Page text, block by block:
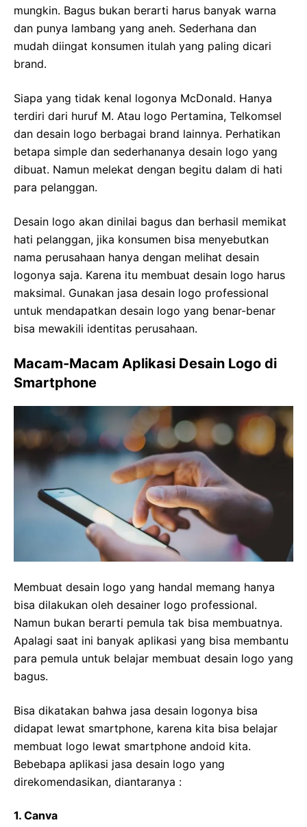
mungkin. Bagus bukan berarti harus banyak warna
dan punya lambang yang aneh. Sederhana dan
mudah diingat konsumen itulah yang paling dicari
brand.
Siapa yang tidak kenal logonya McDonald. Hanya
terdiri dari huruf M. Atau logo Pertamina, Telkomsel
dan desain logo berbagai brand lainnya. Perhatikan
betapa simple dan sederhananya desain logo yang
dibuat. Namun melekat dengan begitu dalam di hati
para pelanggan.
Desain logo akan dinilai bagus dan berhasil memikat
hati pelanggan, jika konsumen bisa menyebutkan
nama perusahaan hanya dengan melihat desain
logonya saja. Karena itu membuat desain logo harus
maksimal. Gunakan jasa desain logo professional
untuk mendapatkan desain logo yang benar-benar
bisa mewakili identitas perusahaan.
Macam-Macam Aplikasi Desain Logo di
Smartphone
Membuat desain logo yang handal memang hanya
bisa dilakukan oleh desainer logo professional.
Namun bukan berarti pemula tak bisa membuatnya.
Apalagi saat ini banyak aplikasi yang bisa membantu
para pemula untuk belajar membuat desain logo yang
bagus.
Bisa dikatakan bahwa jasa desain logonya bisa
didapat lewat smartphone, karena kita bisa belajar
membuat logo lewat smartphone andoid kita.
Bebebapa aplikasi jasa desain logo yang
direkomendasikan, diantaranya :
1. Canva